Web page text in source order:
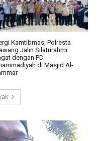
Kamtibmas, Polresta
Jalin Silaturahmi
dengan PD
di Masjid Al-